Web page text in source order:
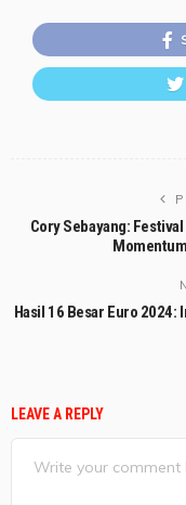
Cory Sebayang:
Hasil 16 Besar Euro
LEAVE A REPLY